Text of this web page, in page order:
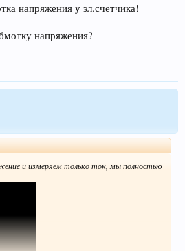
напряжения у эл.счетчика!
напряжения?
и измеряем только ток, мы полностью